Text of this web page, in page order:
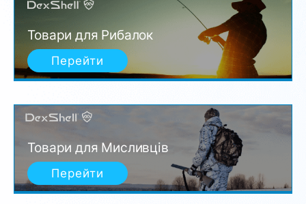
Товари для Рибалок
Перейти
Товари для Мисливців
Перейти